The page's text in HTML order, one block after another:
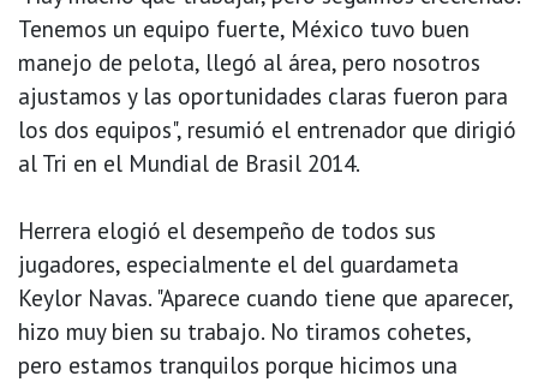
Tenemos un equipo fuerte, México tuvo buen
manejo de pelota, llegó al área, pero nosotros
ajustamos y las oportunidades claras fueron para
los dos equipos", resumió el entrenador que dirigió
al Tri en el Mundial de Brasil 2014.
Herrera elogió el desempeño de todos sus
jugadores, especialmente el del guardameta
Keylor Navas. "Aparece cuando tiene que aparecer,
hizo muy bien su trabajo. No tiramos cohetes,
pero estamos tranquilos porque hicimos una